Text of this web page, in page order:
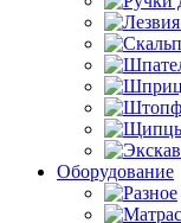
Оборудование